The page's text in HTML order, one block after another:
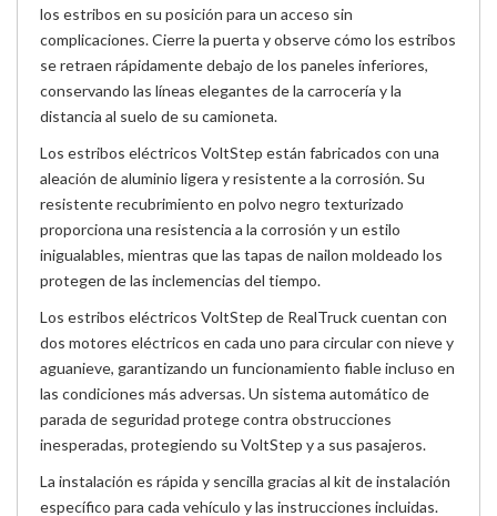
los estribos en su posición para un acceso sin
complicaciones. Cierre la puerta y observe cómo los estribos
se retraen rápidamente debajo de los paneles inferiores,
conservando las líneas elegantes de la carrocería y la
distancia al suelo de su camioneta.
Los estribos eléctricos VoltStep están fabricados con una
aleación de aluminio ligera y resistente a la corrosión. Su
resistente recubrimiento en polvo negro texturizado
proporciona una resistencia a la corrosión y un estilo
inigualables, mientras que las tapas de nailon moldeado los
protegen de las inclemencias del tiempo.
Los estribos eléctricos VoltStep de RealTruck cuentan con
dos motores eléctricos en cada uno para circular con nieve y
aguanieve, garantizando un funcionamiento fiable incluso en
las condiciones más adversas. Un sistema automático de
parada de seguridad protege contra obstrucciones
inesperadas, protegiendo su VoltStep y a sus pasajeros.
La instalación es rápida y sencilla gracias al kit de instalación
específico para cada vehículo y las instrucciones incluidas.